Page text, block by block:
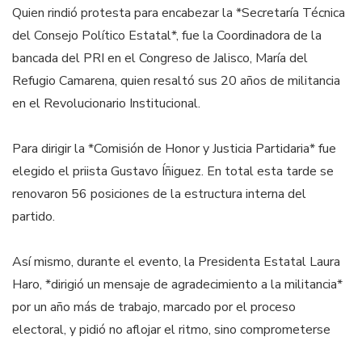
Quien rindió protesta para encabezar la *Secretaría Técnica
del Consejo Político Estatal*, fue la Coordinadora de la
bancada del PRI en el Congreso de Jalisco, María del
Refugio Camarena, quien resaltó sus 20 años de militancia
en el Revolucionario Institucional.
Para dirigir la *Comisión de Honor y Justicia Partidaria* fue
elegido el priista Gustavo Íñiguez. En total esta tarde se
renovaron 56 posiciones de la estructura interna del
partido.
Así mismo, durante el evento, la Presidenta Estatal Laura
Haro, *dirigió un mensaje de agradecimiento a la militancia*
por un año más de trabajo, marcado por el proceso
electoral, y pidió no aflojar el ritmo, sino comprometerse